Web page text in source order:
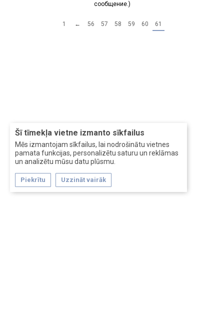
Šī tīmekļa vietne izmanto sīkfailus
Mēs izmantojam sīkfailus, lai nodrošinātu vietnes
pamata funkcijas, personalizētu saturu un reklāmas
un analizētu mūsu datu plūsmu.
Piekrītu Uzzināt vairāk
сообщение.)
1 ← 56 57 58 59 60 61